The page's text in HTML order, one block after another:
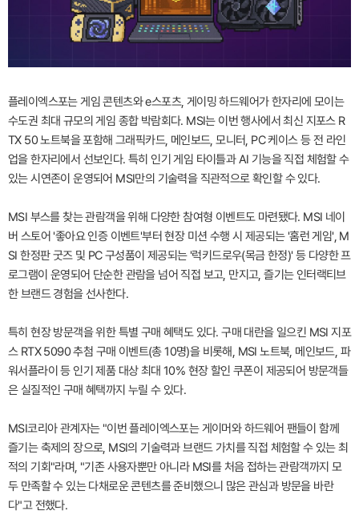
플레이엑스포는 게임 콘텐츠와 e스포츠, 게이밍 하드웨어가 한자리에 모이는
수도권 최대 규모의 게임 종합 박람회다. MSI는 이번 행사에서 최신 지포스 R
TX 50 노트북을 포함해 그래픽카드, 메인보드, 모니터, PC 케이스 등 전 라인
업을 한자리에서 선보인다. 특히 인기 게임 타이틀과 AI 기능을 직접 체험할 수
있는 시연존이 운영되어 MSI만의 기술력을 직관적으로 확인할 수 있다.
MSI 부스를 찾는 관람객을 위해 다양한 참여형 이벤트도 마련됐다. MSI 네이
버 스토어 '좋아요 인증 이벤트'부터 현장 미션 수행 시 제공되는 '홈런 게임', M
SI 한정판 굿즈 및 PC 구성품이 제공되는 '럭키드로우(목금 한정)' 등 다양한 프
로그램이 운영되어 단순한 관람을 넘어 직접 보고, 만지고, 즐기는 인터랙티브
한 브랜드 경험을 선사한다.
특히 현장 방문객을 위한 특별 구매 혜택도 있다. 구매 대란을 일으킨 MSI 지포
스 RTX 5090 추첨 구매 이벤트(총 10명)을 비롯해, MSI 노트북, 메인보드, 파
워서플라이 등 인기 제품 대상 최대 10% 현장 할인 쿠폰이 제공되어 방문객들
은 실질적인 구매 혜택까지 누릴 수 있다.
MSI코리아 관계자는 "이번 플레이엑스포는 게이머와 하드웨어 팬들이 함께
즐기는 축제의 장으로, MSI의 기술력과 브랜드 가치를 직접 체험할 수 있는 최
적의 기회"라며, "기존 사용자뿐만 아니라 MSI를 처음 접하는 관람객까지 모
두 만족할 수 있는 다채로운 콘텐츠를 준비했으니 많은 관심과 방문을 바란
다"고 전했다.